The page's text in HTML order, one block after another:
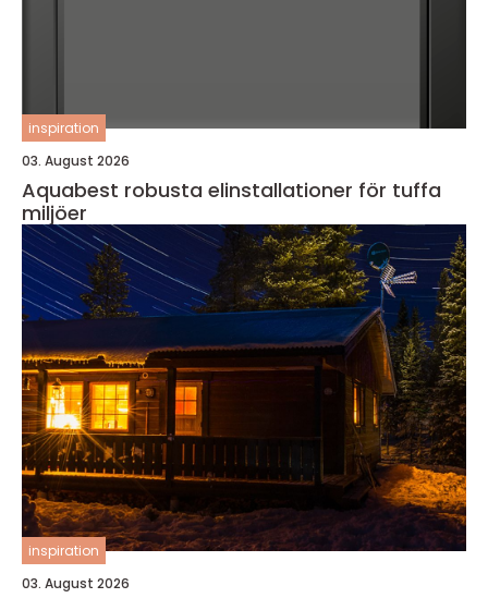
inspiration
03. August 2026
Aquabest robusta elinstallationer för tuffa
miljöer
inspiration
03. August 2026